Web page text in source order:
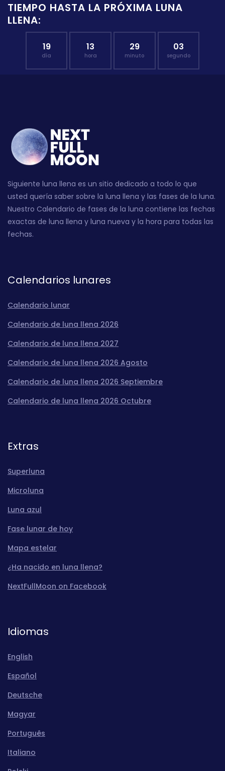
TIEMPO HASTA LA PRÓXIMA LUNA
LLENA:
19
día
13
hora
29
minuto
02
segundo
Siguiente luna llena es un sitio dedicado a todo lo que
usted quería saber sobre la luna llena y las fases de la luna.
Nuestro Calendario de fases de la luna contiene las fechas
exactas de luna llena y luna nueva y la hora para todas las
fechas.
Calendarios lunares
Calendario lunar
Calendario de luna llena 2026
Calendario de luna llena 2027
Calendario de luna llena 2026 Agosto
Calendario de luna llena 2026 Septiembre
Calendario de luna llena 2026 Octubre
Extras
Superluna
Microluna
Luna azul
Fase lunar de hoy
Mapa estelar
¿Ha nacido en luna llena?
NextFullMoon on Facebook
Idiomas
English
Español
Deutsche
Magyar
Português
Italiano